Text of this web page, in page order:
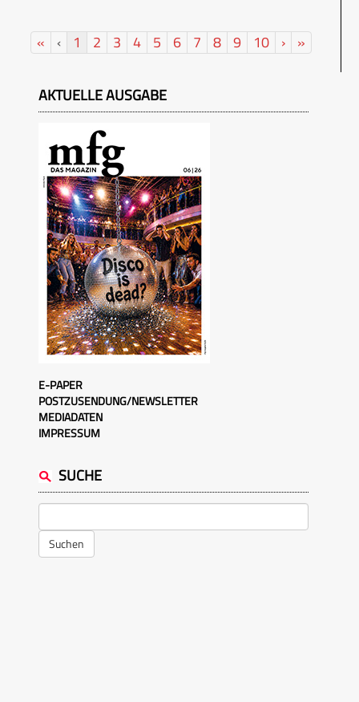
« ‹ 1 2 3 4 5 6 7 8 9 10 › »
AKTUELLE AUSGABE
E-PAPER
POSTZUSENDUNG/NEWSLETTER
MEDIADATEN
IMPRESSUM
SUCHE
Suchen